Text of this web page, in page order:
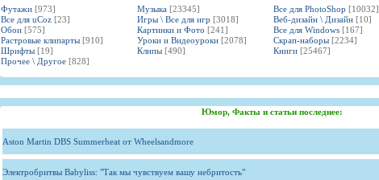
Футажи [973] Музыка [23345] Все для PhotoShop [10032]
Все для uCoz [23] Игры \ Все для игр [3018] Веб-дизайн \ Дизайн [10]
Обои [575] Картинки и Фото [241] Все для Windows [167]
Растровые клипарты [910] Уроки и Видеоуроки [2078] Скрап-наборы [2234]
Шрифты [19] Клипы [490] Книги [25467]
Прочее \ Другое [828]
Юмор, Факты и статьи последнее:
Aston Martin DBS Summerheat от Wheelsandmore
Электробритвы Babyliss: "Так мы чувствуем вашу небритость"